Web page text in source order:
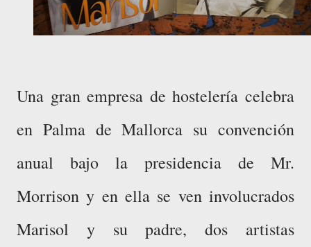
Una gran empresa de hostelería celebra
en Palma de Mallorca su convención
anual bajo la presidencia de Mr.
Morrison y en ella se ven involucrados
Marisol y su padre, dos artistas